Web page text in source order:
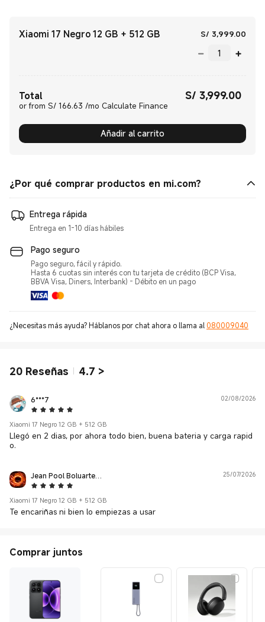
Xiaomi 17 Negro 12 GB + 512 GB S/ 3,999.00
Total S/ 3,999.00
or from S/ 166.63 /mo Calculate Finance
Añadir al carrito
¿Por qué comprar productos en mi.com?
Entrega rápida
Entrega en 1-10 días hábiles
Pago seguro
Pago seguro, fácil y rápido.
Hasta 6 cuotas sin interés con tu tarjeta de crédito (BCP Visa,
BBVA Visa, Diners, Interbank) - Débito en un pago
¿Necesitas más ayuda? Háblanos por chat ahora o llama al 080009040
20 Reseñas 4.7 >
6***7
5 Star
02/08/2026
Xiaomi 17 Negro 12 GB + 512 GB
Llegó en 2 dias, por ahora todo bien, buena bateria y carga rapid
o.
5 Star
25/07/2026
Xiaomi 17 Negro 12 GB + 512 GB
Te encariñas ni bien lo empiezas a usar
Comprar juntos